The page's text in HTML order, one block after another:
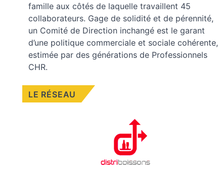
famille aux côtés de laquelle travaillent 45
collaborateurs. Gage de solidité et de pérennité,
un Comité de Direction inchangé est le garant
d’une politique commerciale et sociale cohérente,
estimée par des générations de Professionnels
CHR.
LE RÉSEAU